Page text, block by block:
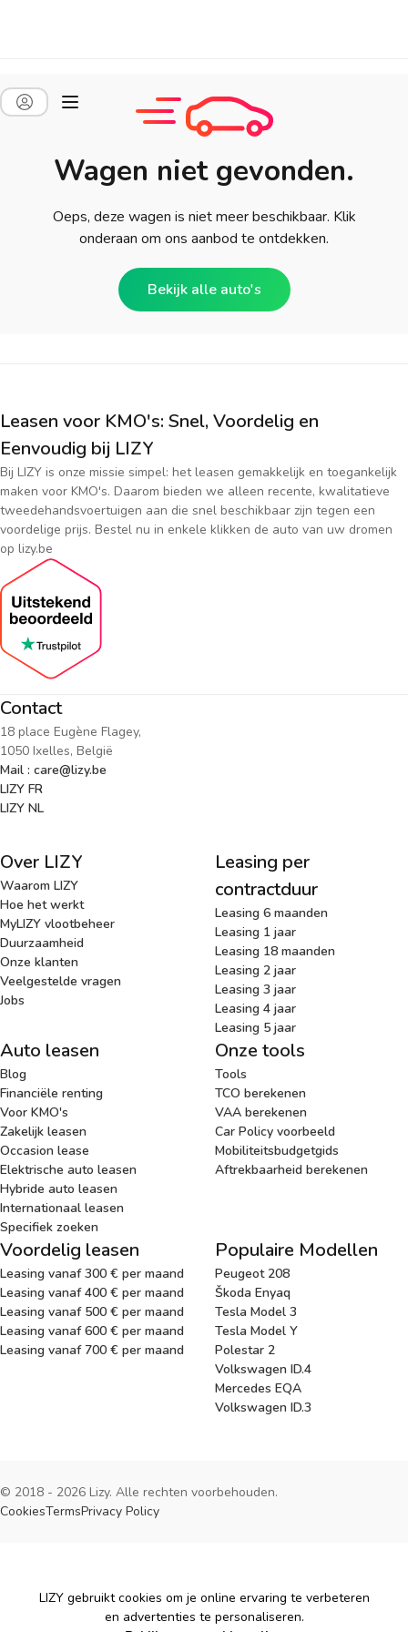
Wagen niet gevonden.
Oeps, deze wagen is niet meer beschikbaar. Klik
onderaan om ons aanbod te ontdekken.
Bekijk alle auto's
Leasen voor KMO's: Snel, Voordelig en
Eenvoudig bij LIZY
Bij LIZY is onze missie simpel: het leasen gemakkelijk en toegankelijk
maken voor KMO's. Daarom bieden we alleen recente, kwalitatieve
tweedehandsvoertuigen aan die snel beschikbaar zijn tegen een
voordelige prijs. Bestel nu in enkele klikken de auto van uw dromen
op lizy.be
Contact
18 place Eugène Flagey,
1050 Ixelles, België
Mail : care@lizy.be
LIZY FR
LIZY NL
Over LIZY
Waarom LIZY
Hoe het werkt
MyLIZY vlootbeheer
Duurzaamheid
Onze klanten
Veelgestelde vragen
Jobs
Leasing per
contractduur
Leasing 6 maanden
Leasing 1 jaar
Leasing 18 maanden
Leasing 2 jaar
Leasing 3 jaar
Leasing 4 jaar
Leasing 5 jaar
Auto leasen
Blog
Financiële renting
Voor KMO's
Zakelijk leasen
Occasion lease
Elektrische auto leasen
Hybride auto leasen
Internationaal leasen
Specifiek zoeken
Onze tools
Tools
TCO berekenen
VAA berekenen
Car Policy voorbeeld
Mobiliteitsbudgetgids
Aftrekbaarheid berekenen
Voordelig leasen
Leasing vanaf 300 € per maand
Leasing vanaf 400 € per maand
Leasing vanaf 500 € per maand
Leasing vanaf 600 € per maand
Leasing vanaf 700 € per maand
Populaire Modellen
Peugeot 208
Škoda Enyaq
Tesla Model 3
Tesla Model Y
Polestar 2
Volkswagen ID.4
Mercedes EQA
Volkswagen ID.3
© 2018 - 2026 Lizy. Alle rechten voorbehouden.
CookiesTermsPrivacy Policy
Cookies
LIZY gebruikt cookies om je online ervaring te verbeteren
en advertenties te personaliseren.